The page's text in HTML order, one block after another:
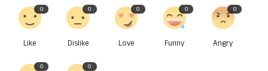
0
Like
0
Dislike
0
Love
0
Funny
0
Angry
0 0